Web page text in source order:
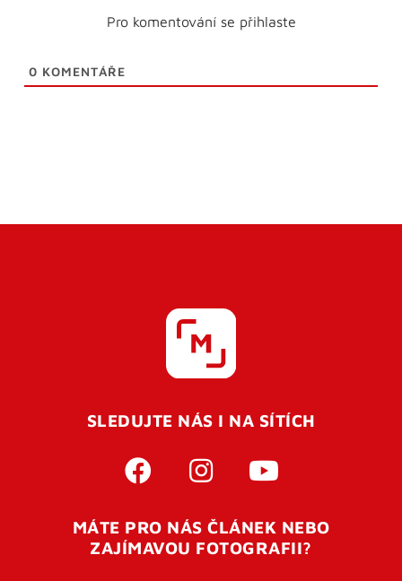
Pro komentování se přihlaste
0 KOMENTÁŘE
SLEDUJTE NÁS I NA SÍTÍCH
MÁTE PRO NÁS ČLÁNEK NEBO
ZAJÍMAVOU FOTOGRAFII?